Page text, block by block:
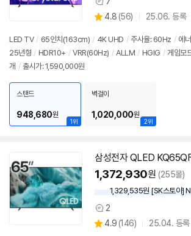
상
품
견
별
점
4.8 (상
리
뷰
56) 25.06. 등록
LED TV / 65인치(163cm) / 4K UHD / 주사율: 60Hz / 에
25년형 / HDR10+ / VRR(60Hz) / ALLM / HGIG / 게임모
개 / 출시가: 1,590,000원
1위
스탠드
948,680원
2위
벽걸이
1,020,000원
삼성전자 QLED
1,372,930원 (255몰)
1,329,535원 [SK스토아]
상
품
2
별
4.9 (상
146) 25.04. 등록